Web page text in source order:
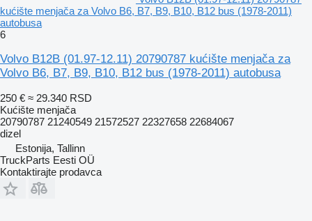
kućište menjača za Volvo B6, B7, B9, B10, B12 bus (1978-2011)
autobusa
6
Volvo B12B (01.97-12.11) 20790787 kućište menjača za
Volvo B6, B7, B9, B10, B12 bus (1978-2011) autobusa
250 € ≈ 29.340 RSD
Kućište menjača
20790787 21240549 21572527 22327658 22684067
dizel
Estonija, Tallinn
TruckParts Eesti OÜ
Kontaktirajte prodavca